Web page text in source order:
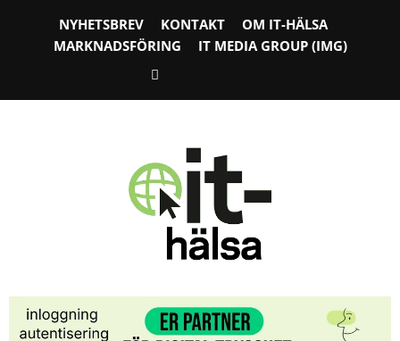
NYHETSBREV KONTAKT
OM IT-HÄLSA
MARKNADSFÖRING
IT MEDIA GROUP (IMG)